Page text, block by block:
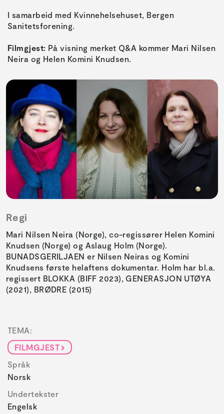
I samarbeid med Kvinnehelsehuset, Bergen
Sanitetsforening.
Filmgjest: På visning merket Q&A kommer Mari Nilsen
Neira og Helen Komini Knudsen.
Regi
Mari Nilsen Neira (Norge), co-regissører Helen Komini
Knudsen (Norge) og Aslaug Holm (Norge).
BUNADSGERILJAEN er Nilsen Neiras og Komini
Knudsens første helaftens dokumentar. Holm har bl.a.
regissert BLOKKA (BIFF 2023), GENERASJON UTØYA
(2021), BRØDRE (2015)
TEMA:
FILMGJEST
Språk
Norsk
Undertekster
Engelsk